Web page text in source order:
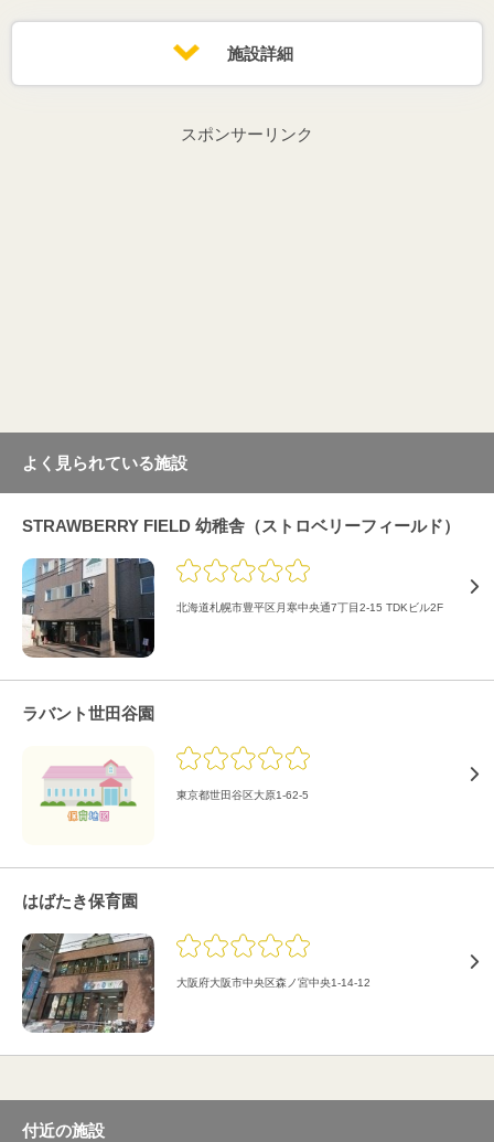
施設詳細
スポンサーリンク
よく見られている施設
STRAWBERRY FIELD 幼稚舎（ストロベリーフィールド）
北海道札幌市豊平区月寒中央通7丁目2-15 TDKビル2F
ラバント世田谷園
東京都世田谷区大原1-62-5
はばたき保育園
大阪府大阪市中央区森ノ宮中央1-14-12
付近の施設